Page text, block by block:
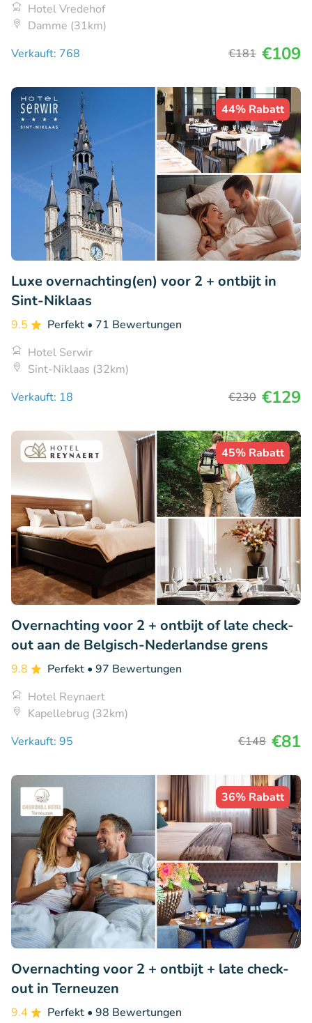
Hotel Vredehof
Damme (31km)
Verkauft: 768
€181 €109
44% Rabatt
Luxe overnachting(en) voor 2 + ontbijt in
Sint-Niklaas
9.5 Perfekt • 71 Bewertungen
Hotel Serwir
Sint-Niklaas (32km)
Verkauft: 18
€230 €129
45% Rabatt
Overnachting voor 2 + ontbijt of late check-
out aan de Belgisch-Nederlandse grens
9.8 Perfekt • 97 Bewertungen
Hotel Reynaert
Kapellebrug (32km)
Verkauft: 95
€148 €81
36% Rabatt
Overnachting voor 2 + ontbijt + late check-
out in Terneuzen
9.4 Perfekt • 98 Bewertungen